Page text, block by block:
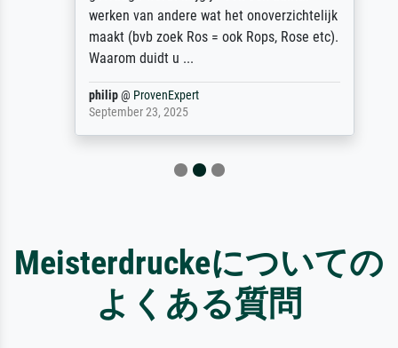
werken van andere wat het onoverzichtelijk
maakt (bvb zoek Ros = ook Rops, Rose etc).
Waarom duidt u ...
philip@ProvenExpert
September 23, 2025
Meisterdruckeについての
よくある質問